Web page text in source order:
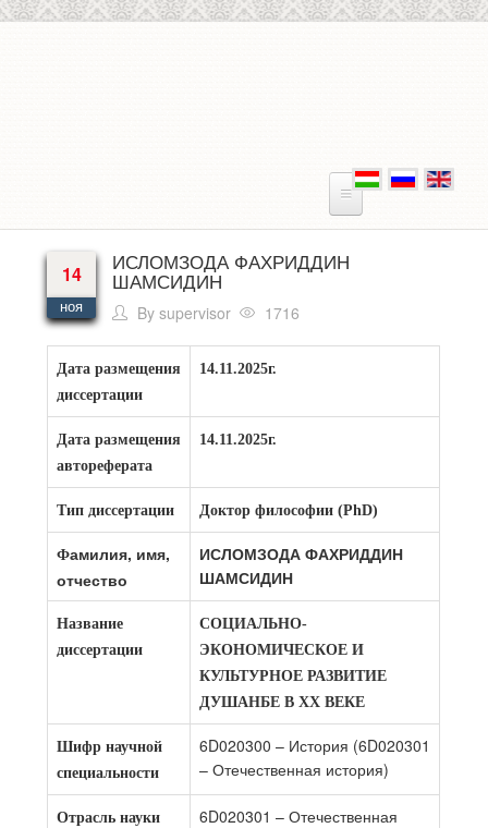
14
ноя
ИСЛОМЗОДА ФАХРИДДИН
ШАМСИДИН
Bysupervisor 1716
Дата размещения
диссертации
14.11.2025г.
Дата размещения
автореферата
14.11.2025г.
Тип диссертации Доктор философии (PhD)
Фамилия, имя,
отчество
ИСЛОМЗОДА ФАХРИДДИН
ШАМСИДИН
Название
диссертации
СОЦИАЛЬНО-
ЭКОНОМИЧЕСКОЕ И
КУЛЬТУРНОЕ РАЗВИТИЕ
ДУШАНБЕ В ХХ ВЕКЕ
Шифр научной
специальности
6D020300 – История (6D020301
– Отечественная история)
Отрасль науки
6D020301 – Отечественная